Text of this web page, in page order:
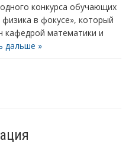
конкурса обучающих
в фокусе», который
кафедрой математики и
дальше »